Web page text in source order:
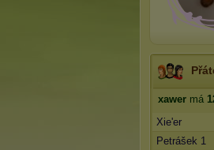
xawer má
Xie'er
Petrášek 1